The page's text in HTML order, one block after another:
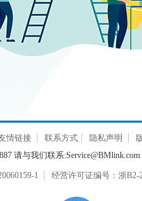
情链接 联系方式 隐私声明
请与我们联系:Service@BMlink.com
1 经营许可证编号：浙B2-